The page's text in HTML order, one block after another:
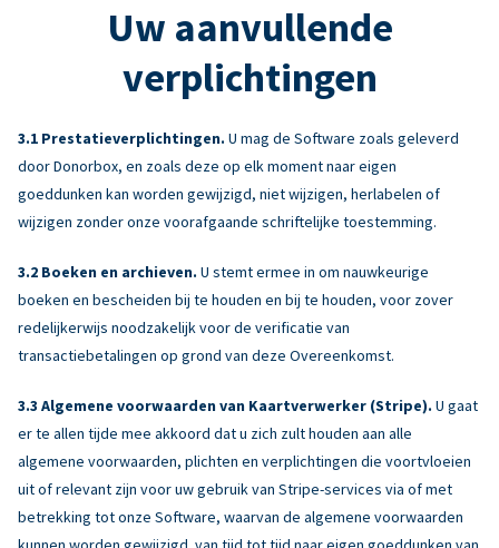
Uw aanvullende
verplichtingen
Prestatieverplichtingen. U mag de Software zoals geleverd
door Donorbox, en zoals deze op elk moment naar eigen
goeddunken kan worden gewijzigd, niet wijzigen, herlabelen of
wijzigen zonder onze voorafgaande schriftelijke toestemming.
Boeken en archieven. U stemt ermee in om nauwkeurige
boeken en bescheiden bij te houden en bij te houden, voor zover
redelijkerwijs noodzakelijk voor de verificatie van
transactiebetalingen op grond van deze Overeenkomst.
Algemene voorwaarden van Kaartverwerker (Stripe). U gaat
er te allen tijde mee akkoord dat u zich zult houden aan alle
algemene voorwaarden, plichten en verplichtingen die voortvloeien
uit of relevant zijn voor uw gebruik van Stripe-services via of met
betrekking tot onze Software, waarvan de algemene voorwaarden